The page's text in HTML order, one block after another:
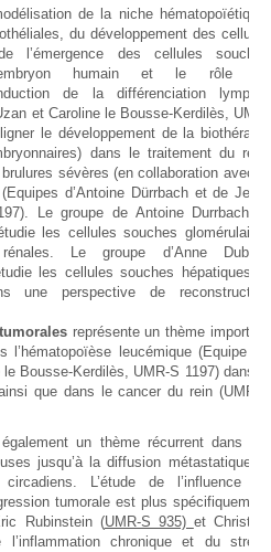
de la niche hématopoïétique,
du développement des cellules
l’émergence des cellules souches
humain et le rôle du
de la différenciation lympho-
et Caroline le Bousse-Kerdilès, UMR-
le développement de la biothérapie
dans le traitement du rejet
sévères (en collaboration avec le
d’Antoine Dürrbach et de Jean-
Le groupe de Antoine Durrbach et
les cellules souches glomérulaires
Le groupe d’Anne Dubart-
les cellules souches hépatiques et
une perspective de reconstruction
représente un thème important
leucémique (Equipe Ali
Bousse-Kerdilès, UMR-S 1197) dans le
que dans le cancer du rein (UMR-S
un thème récurrent dans les
jusqu’à la diffusion métastatique, y
L’étude de l’influence du
tumorale est plus spécifiquement
Rubinstein (UMR-S 935) et Christian
chronique et du stress